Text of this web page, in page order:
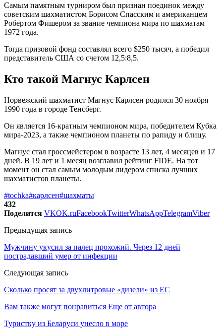
Самым памятным турниром был признан поединок между
советским шахматистом Борисом Спасским и американцем
Робертом Фишером за звание чемпиона мира по шахматам
1972 года.
Тогда призовой фонд составлял всего $250 тысяч, а победил
представитель США со счетом 12,5:8,5.
Кто такой Магнус Карлсен
Норвежский шахматист Магнус Карлсен родился 30 ноября
1990 года в городе Тенсберг.
Он является 16-кратным чемпионом мира, победителем Кубка
мира-2023, а также чемпионом планеты по рапиду и блицу.
Магнус стал гроссмейстером в возрасте 13 лет, 4 месяцев и 17
дней. В 19 лет и 1 месяц возглавил рейтинг FIDE. На тот
момент он стал самым молодым лидером списка лучших
шахматистов планеты.
#tochka#карлсен#шахматы
432
Поделится VKOK.ruFacebookTwitterWhatsAppTelegramViber
Предыдущая запись
Мужчину укусил за палец прохожий. Через 12 дней
пострадавший умер от инфекции
Следующая запись
Сколько просят за двухлитровые «дизели» из ЕС
Вам также могут понравиться Еще от автора
Туристку из Беларуси унесло в море